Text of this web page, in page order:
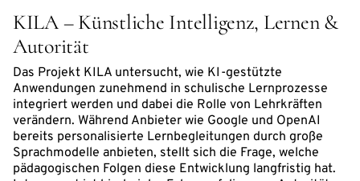
KILA – Künstliche Intelligenz, Lernen &
Autorität
Das Projekt KILA untersucht, wie KI-gestützte
Anwendungen zunehmend in schulische Lernprozesse
integriert werden und dabei die Rolle von Lehrkräften
verändern. Während Anbieter wie Google und OpenAI
bereits personalisierte Lernbegleitungen durch große
Sprachmodelle anbieten, stellt sich die Frage, welche
pädagogischen Folgen diese Entwicklung langfristig hat.